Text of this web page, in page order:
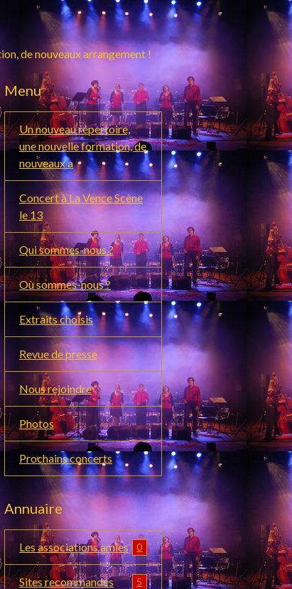
de nouveaux arrangement !
Menu
Un nouveau répertoire,
une nouvelle formation, de
nouveaux a
Concert à La Vence Scène
le 13
Qui sommes-nous ?
Où sommes-nous ?
Extraits choisis
Revue de presse
Nous rejoindre
Photos
Prochains concerts
Annuaire
Les associations amies 0
Sites recommandés 5